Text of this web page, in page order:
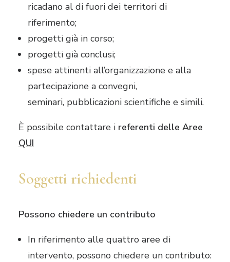
ricadano al di fuori dei territori di
riferimento;
progetti già in corso;
progetti già conclusi;
spese attinenti all’organizzazione e alla
partecipazione a convegni,
seminari, pubblicazioni scientifiche e simili.
È possibile contattare i referenti delle Aree
QUI
Soggetti richiedenti
Possono chiedere un contributo
In riferimento alle quattro aree di
intervento, possono chiedere un contributo: